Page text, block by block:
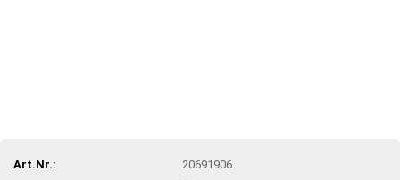
Art.Nr.:
20691906